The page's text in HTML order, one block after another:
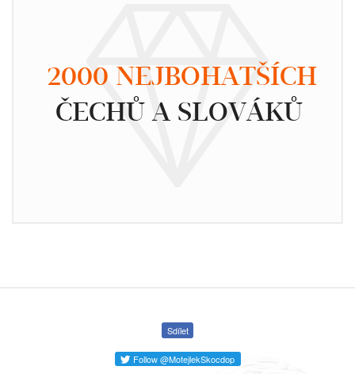
2000 NEJBOHATŠÍCH
ČECHŮ A SLOVÁKŮ
Sdílet
Follow @MotejlekSkocdop